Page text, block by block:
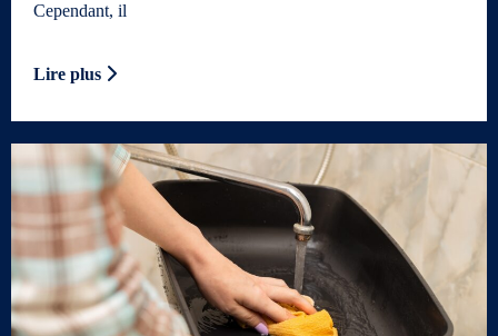
Cependant, il
Lire plus